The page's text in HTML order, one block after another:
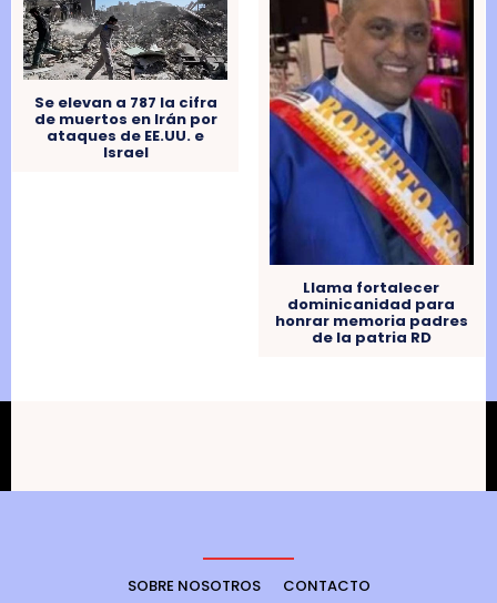
Se elevan a 787 la cifra
de muertos en Irán por
ataques de EE.UU. e
Israel
Llama fortalecer
dominicanidad para
honrar memoria padres
de la patria RD
SOBRE NOSOTROS CONTACTO